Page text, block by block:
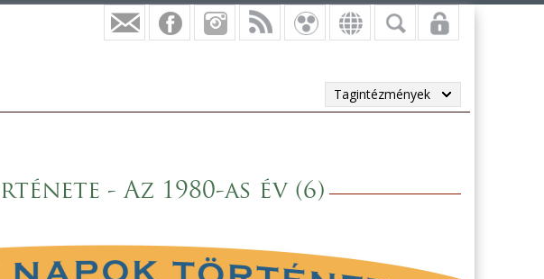
Tagintézmények
- Az 1980-as év (6)